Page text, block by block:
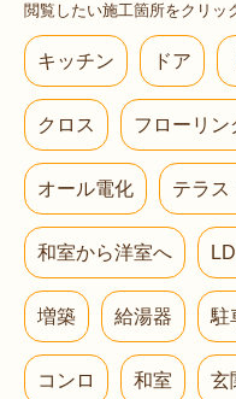
閲覧したい施工箇所をクリッ
キッチン ドア
クロス フローリン
オール電化 テラス
和室から洋室へ
増築 給湯器 駐
コンロ 和室 玄